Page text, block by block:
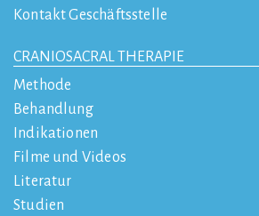
Kontakt Geschäftsstelle
CRANIOSACRAL THERAPIE
Methode
Behandlung
Indikationen
Filme und Videos
Literatur
Studien